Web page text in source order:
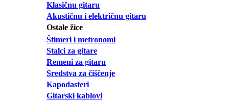
Klasičnu gitaru
Akustičnu i električnu gitaru
Ostale žice
Štimeri i metronomi
Stalci za gitare
Remeni za gitaru
Sredstva za čiščenje
Kapodasteri
Gitarski kablovi